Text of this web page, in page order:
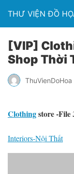
THƯ VIỆN ĐỒ
[VIP]
Shop Thời
ThuVienDoHoa
Clothingstore -File
Interiors-Nội Thất